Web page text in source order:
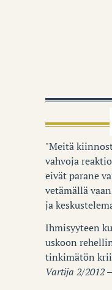
"Meitä
vahvoja
eivät parane
vetämällä
ja
Ihmisyyteen
uskoon
tinkimätön
Vartija 2/2012 –